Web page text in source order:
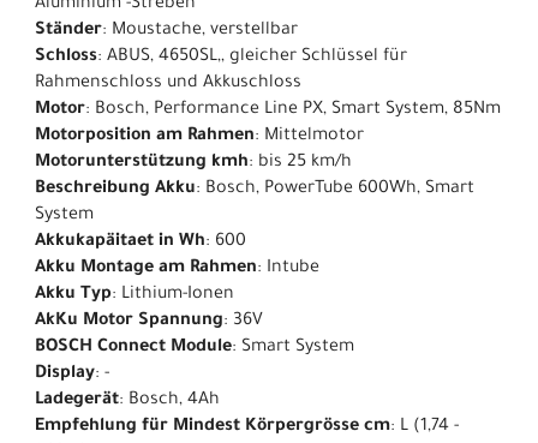
Aluminium -Streben
Ständer: Moustache, verstellbar
Schloss: ABUS, 4650SL,, gleicher Schlüssel für
Rahmenschloss und Akkuschloss
Motor: Bosch, Performance Line PX, Smart System, 85Nm
Motorposition am Rahmen: Mittelmotor
Motorunterstützung kmh: bis 25 km/h
Beschreibung Akku: Bosch, PowerTube 600Wh, Smart
System
Akkukapäitaet in Wh: 600
Akku Montage am Rahmen: Intube
Akku Typ: Lithium-Ionen
AkKu Motor Spannung: 36V
BOSCH Connect Module: Smart System
Display: -
Ladegerät: Bosch, 4Ah
Empfehlung für Mindest Körpergrösse cm: L (1,74 -